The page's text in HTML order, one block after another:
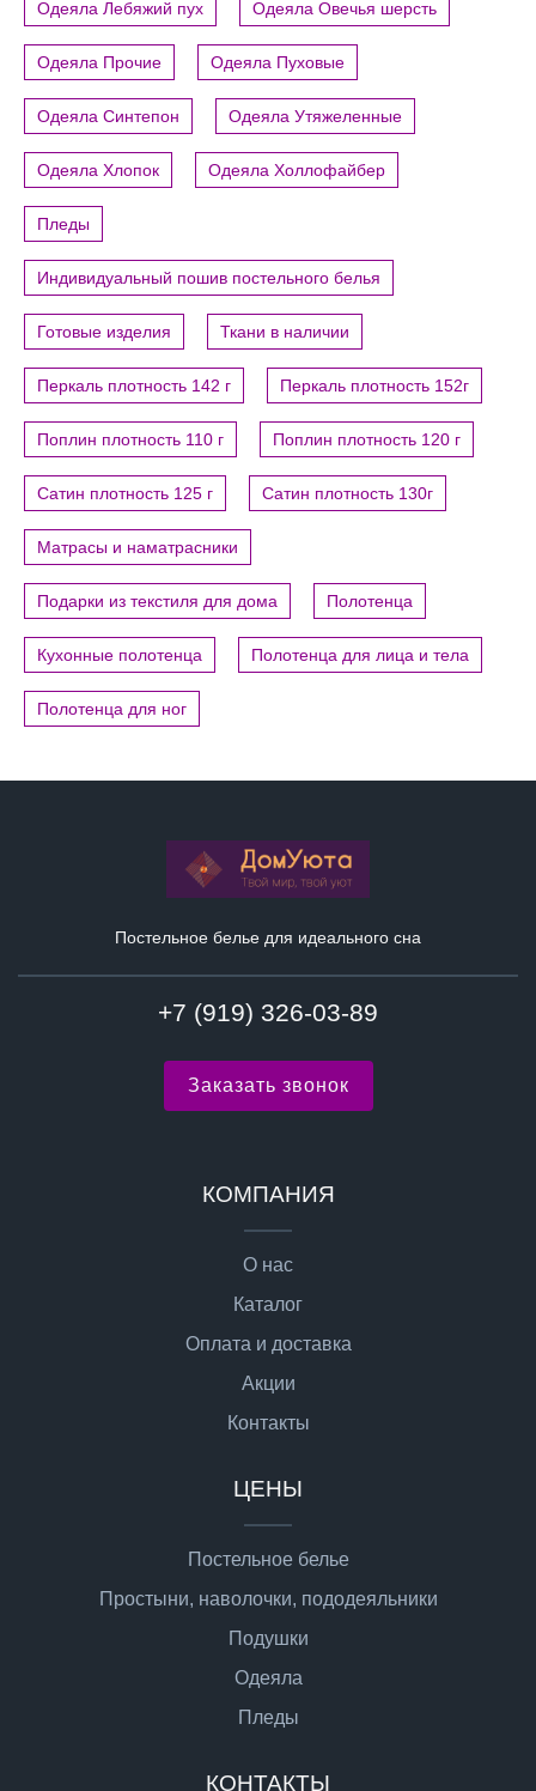
Одеяла Лебяжий пух Одеяла Овечья шерсть
Одеяла Прочие Одеяла Пуховые
Одеяла Синтепон Одеяла Утяжеленные
Одеяла Хлопок Одеяла Холлофайбер
Пледы
Индивидуальный пошив постельного белья
Готовые изделия Ткани в наличии
Перкаль плотность 142 г Перкаль плотность 152г
Поплин плотность 110 г Поплин плотность 120 г
Сатин плотность 125 г Сатин плотность 130г
Матрасы и наматрасники
Подарки из текстиля для дома Полотенца
Кухонные полотенца Полотенца для лица и тела
Полотенца для ног
Постельное белье для идеального сна
+7 (919) 326-03-89
Заказать звонок
КОМПАНИЯ
О нас
Каталог
Оплата и доставка
Акции
Контакты
ЦЕНЫ
Постельное белье
Простыни, наволочки, пододеяльники
Подушки
Одеяла
Пледы
КОНТАКТЫ